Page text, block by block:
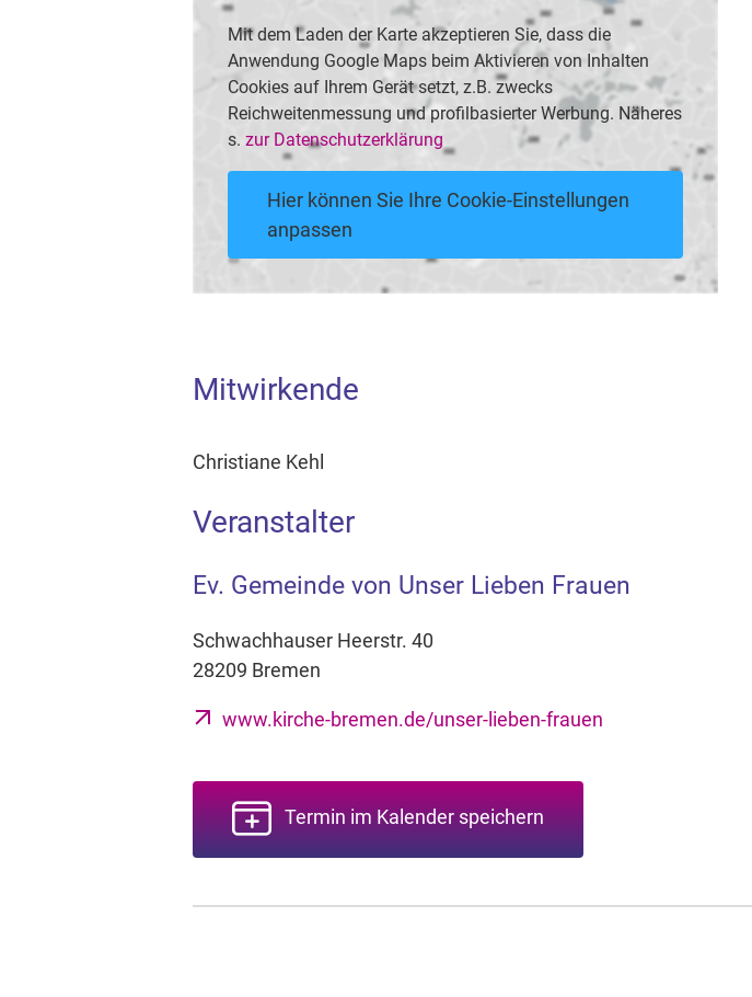
Mit dem Laden der Karte akzeptieren Sie, dass die
Anwendung Google Maps beim Aktivieren von Inhalten
Cookies auf Ihrem Gerät setzt, z.B. zwecks
Reichweitenmessung und profilbasierter Werbung. Näheres
s. zur Datenschutzerklärung
Hier können Sie Ihre Cookie-Einstellungen
anpassen
Mitwirkende
Christiane Kehl
Veranstalter
Ev. Gemeinde von Unser Lieben Frauen
Schwachhauser Heerstr. 40
28209 Bremen
www.kirche-bremen.de/unser-lieben-frauen
Termin im Kalender speichern